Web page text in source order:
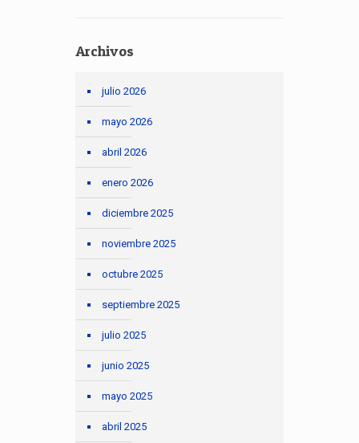
Archivos
julio 2026
mayo 2026
abril 2026
enero 2026
diciembre 2025
noviembre 2025
octubre 2025
septiembre 2025
julio 2025
junio 2025
mayo 2025
abril 2025